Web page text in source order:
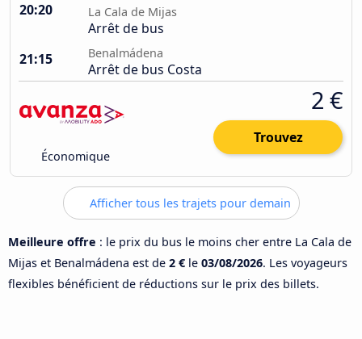
20:20 La Cala de Mijas
Arrêt de bus
21:15
Benalmádena
Arrêt de bus Costa
Économique
2 €
Trouvez
Afficher tous les trajets pour demain
Meilleure offre : le prix du bus le moins cher entre La Cala de
Mijas et Benalmádena est de 2 € le 03/08/2026. Les voyageurs
flexibles bénéficient de réductions sur le prix des billets.